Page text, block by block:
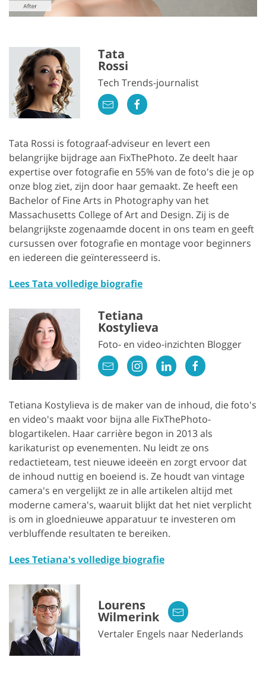
Tata
Rossi
Tech Trends-journalist
Tata Rossi is fotograaf-adviseur en levert een
belangrijke bijdrage aan FixThePhoto. Ze deelt haar
expertise over fotografie en 55% van de foto's die je op
onze blog ziet, zijn door haar gemaakt. Ze heeft een
Bachelor of Fine Arts in Photography van het
Massachusetts College of Art and Design. Zij is de
belangrijkste zogenaamde docent in ons team en geeft
cursussen over fotografie en montage voor beginners
en iedereen die geïnteresseerd is.
Lees Tata volledige biografie
Tetiana
Kostylieva
Foto- en video-inzichten Blogger
Tetiana Kostylieva is de maker van de inhoud, die foto's
en video's maakt voor bijna alle FixThePhoto-
blogartikelen. Haar carrière begon in 2013 als
karikaturist op evenementen. Nu leidt ze ons
redactieteam, test nieuwe ideeën en zorgt ervoor dat
de inhoud nuttig en boeiend is. Ze houdt van vintage
camera's en vergelijkt ze in alle artikelen altijd met
moderne camera's, waaruit blijkt dat het niet verplicht
is om in gloednieuwe apparatuur te investeren om
verbluffende resultaten te bereiken.
Lees Tetiana's volledige biografie
Lourens
Wilmerink
Vertaler Engels naar Nederlands